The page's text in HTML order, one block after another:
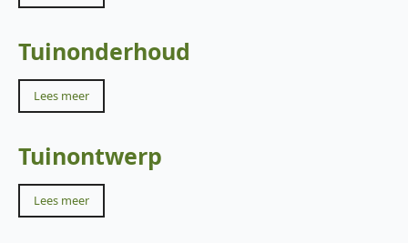
Tuinonderhoud
Lees meer
Tuinontwerp
Lees meer